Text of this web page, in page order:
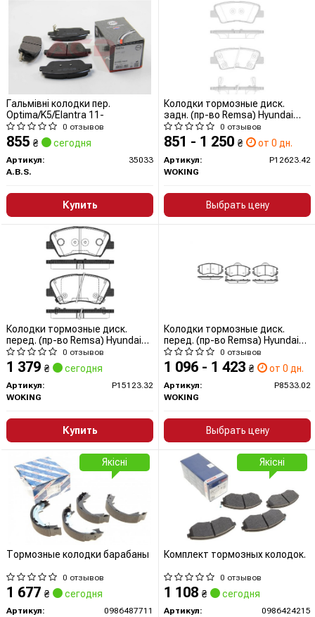
Гальмівні колодки пер.
Optima/K5/Elantra 11-
0 отзывов
855 ₴ сегодня
Артикул:
35033
A.B.S.
Купить
Колодки тормозные диск.
задн. (пр-во Remsa) Hyundai
Elantra 1.6 10-,Hyundai Elantra
1.8 10- (P12623.42) WOKING
0 отзывов
851 - 1 250 ₴ от 0 дн.
Артикул:
P12623.42
WOKING
Выбрать цену
Колодки тормозные диск.
перед. (пр-во Remsa) Hyundai
Elantra 1.6 10-,Hyundai I30 1.4
11- (P15123.32) WOKING
0 отзывов
1 379 ₴ сегодня
Артикул:
P15123.32
WOKING
Купить
Колодки тормозные диск.
перед. (пр-во Remsa) Hyundai
Tucson I / Sportage II / Sonata
Magentis 05>10 (P8533.02)
WOKING
0 отзывов
1 096 - 1 423 ₴ от 0 дн.
Артикул:
P8533.02
WOKING
Выбрать цену
Тормозные колодки барабаны
0 отзывов
1 677 ₴ сегодня
Артикул:
0986487711
Якісні
Комплект тормозных колодок.
0 отзывов
1 108 ₴ сегодня
Артикул:
0986424215
Якісні